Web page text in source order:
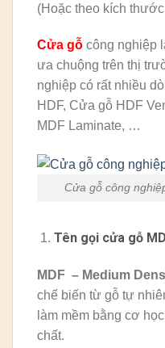
(Hoặc theo kích
Cửa gỗ công nghiệp
ưa chuộng trên thị
nghiệp có rất nhiều
HDF, Cửa gỗ HDF
MDF Laminate, …
Cửa gỗ công
Tên gọi cửa gỗ
MDF – Medium
chế biến từ gỗ tự
làm mềm bằng cơ
chất.